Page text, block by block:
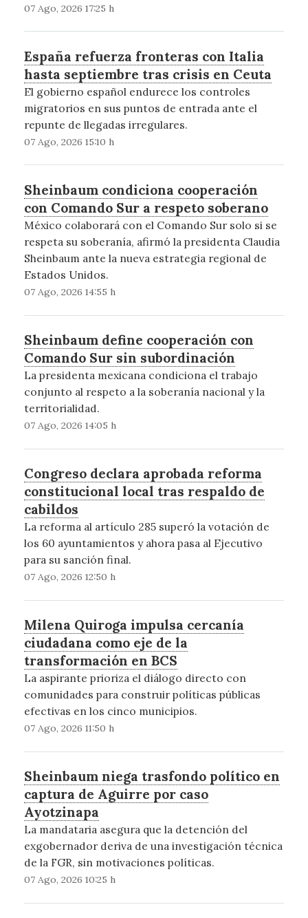
07 Ago, 2026 17:25 h
España refuerza fronteras con Italia
hasta septiembre tras crisis en Ceuta
El gobierno español endurece los controles
migratorios en sus puntos de entrada ante el
repunte de llegadas irregulares.
07 Ago, 2026 15:10 h
Sheinbaum condiciona cooperación
con Comando Sur a respeto soberano
México colaborará con el Comando Sur solo si se
respeta su soberanía, afirmó la presidenta Claudia
Sheinbaum ante la nueva estrategia regional de
Estados Unidos.
07 Ago, 2026 14:55 h
Sheinbaum define cooperación con
Comando Sur sin subordinación
La presidenta mexicana condiciona el trabajo
conjunto al respeto a la soberanía nacional y la
territorialidad.
07 Ago, 2026 14:05 h
Congreso declara aprobada reforma
constitucional local tras respaldo de
cabildos
La reforma al artículo 285 superó la votación de
los 60 ayuntamientos y ahora pasa al Ejecutivo
para su sanción final.
07 Ago, 2026 12:50 h
Milena Quiroga impulsa cercanía
ciudadana como eje de la
transformación en BCS
La aspirante prioriza el diálogo directo con
comunidades para construir políticas públicas
efectivas en los cinco municipios.
07 Ago, 2026 11:50 h
Sheinbaum niega trasfondo político en
captura de Aguirre por caso
Ayotzinapa
La mandataria asegura que la detención del
exgobernador deriva de una investigación técnica
de la FGR, sin motivaciones políticas.
07 Ago, 2026 10:25 h